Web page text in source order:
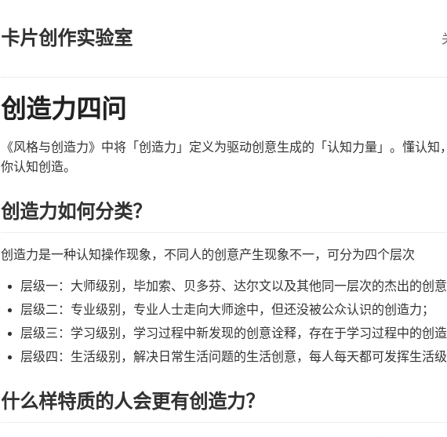
卡片创作实验室
创造力四问
《风格与创造力》中将「创造力」定义为驱动创意生成的「认知力量」。懂认知
你认知创造。
创造力如何分类？
创造力是一种认知操作现象，不同人的创意产生现象不一，可分为四个层次
层级一：大师级别，毕加索、贝多芬、达尔文以及其他同一层次的杰出的创意
层级二：专业级别，专业人士走向大师途中，但还没被公众认识的创造力；
层级三：学习级别，学习过程中新发现的创意诠释，存在于学习过程中的创造
层级四：生活级别，解决日常生活问题的生活创意，每人每天都可发挥生活级
什么样特质的人会更有创造力？